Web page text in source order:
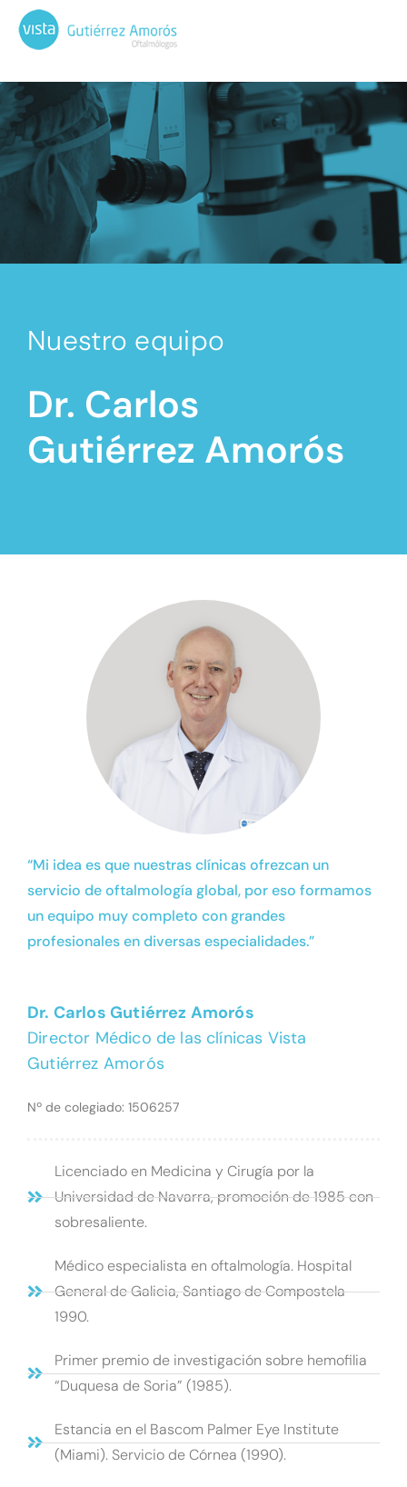
Nuestro equipo
Dr. Carlos
Gutiérrez Amorós
Dr. Carlos Gutiérrez Amorós
Director Médico de las clínicas Vista
Gutiérrez Amorós
Nº de colegiado: 1506257
Licenciado en Medicina y Cirugía por la
Universidad de Navarra, promoción de 1985 con
sobresaliente.
Médico especialista en oftalmología. Hospital
General de Galicia, Santiago de Compostela
1990.
Primer premio de investigación sobre hemofilia
“Duquesa de Soria” (1985).
Estancia en el Bascom Palmer Eye Institute
(Miami). Servicio de Córnea (1990).
“Mi idea es que nuestras clínicas ofrezcan un
servicio de oftalmología global, por eso formamos
un equipo muy completo con grandes
profesionales en diversas especialidades.”